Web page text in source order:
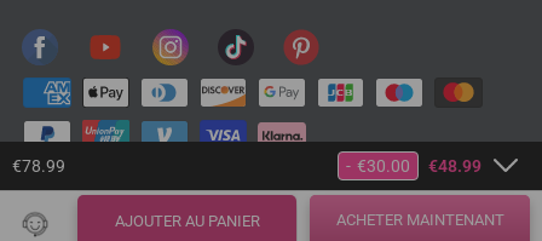
AJOUTER AU PANIER ACHETER MAINTENANT
€78.99 - €30.00 €48.99
© 2026baisihairfr.